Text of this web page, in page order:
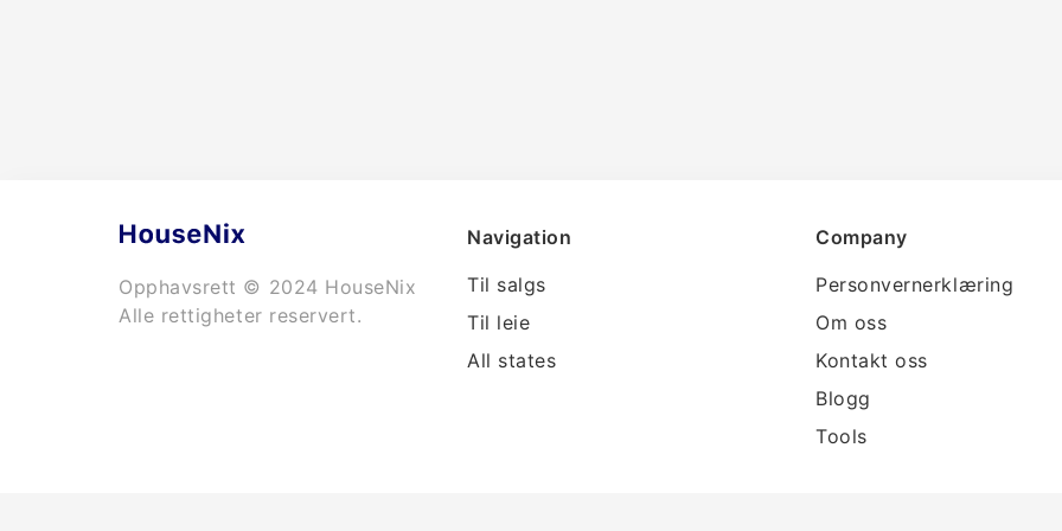
Opphavsrett © 2024 HouseNix
Alle rettigheter reservert.
Navigation
Til salgs
Til leie
All states
Company
Personvernerklæring
Om oss
Kontakt oss
Blogg
Tools